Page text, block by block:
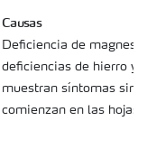
Causas
Deficiencia de
deficiencias de hierro y
muestran síntomas
comienzan en las hojas